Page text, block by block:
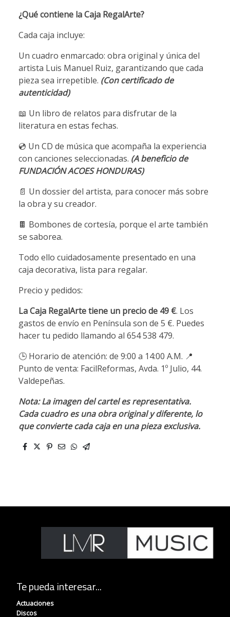
¿Qué contiene la Caja RegalArte?
Cada caja incluye:
Un cuadro enmarcado: obra original y única del
artista Luis Manuel Ruiz, garantizando que cada
pieza sea irrepetible. (Con certificado de
autenticidad)
📖 Un libro de relatos para disfrutar de la
literatura en estas fechas.
💿 Un CD de música que acompaña la experiencia
con canciones seleccionadas. (A beneficio de
FUNDACIÓN ACOES HONDURAS)
📄 Un dossier del artista, para conocer más sobre
la obra y su creador.
🍫 Bombones de cortesía, porque el arte también
se saborea.
Todo ello cuidadosamente presentado en una
caja decorativa, lista para regalar.
Precio y pedidos:
La Caja RegalArte tiene un precio de 49 €. Los
gastos de envío en Península son de 5 €. Puedes
hacer tu pedido llamando al 654 538 479.
🕒 Horario de atención: de 9:00 a 14:00 A.M. 📍
Punto de venta: FacilReformas, Avda. 1º Julio, 44.
Valdepeñas.
Nota: La imagen del cartel es representativa.
Cada cuadro es una obra original y diferente, lo
que convierte cada caja en una pieza exclusiva.
Te pueda interesar...
Actuaciones
Discos